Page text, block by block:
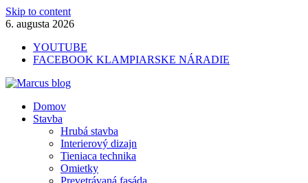
Skip to content
6. augusta 2026
YOUTUBE
FACEBOOK KLAMPIARSKE NÁRADIE
Marcus blog
Stavebné profily, náradie, izolácie
Domov
Stavba
Hrubá stavba
Interierový dizajn
Tieniaca technika
Omietky
Prevetrávaná fasáda